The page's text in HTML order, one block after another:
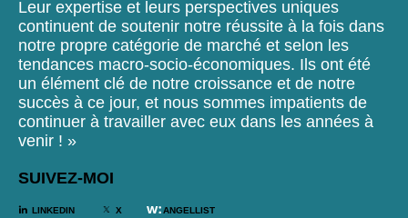
Leur expertise et leurs perspectives uniques
continuent de soutenir notre réussite à la fois dans
notre propre catégorie de marché et selon les
tendances macro-socio-économiques. Ils ont été
un élément clé de notre croissance et de notre
succès à ce jour, et nous sommes impatients de
continuer à travailler avec eux dans les années à
venir ! »
SUIVEZ-MOI
LINKEDIN X ANGELLIST